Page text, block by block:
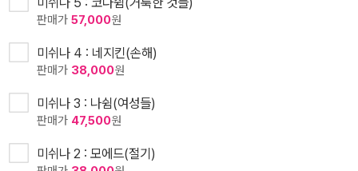
판매가 57,000원
미쉬나 4 : 네지킨(손해)
판매가 38,000원
미쉬나 3 : 나쉼(여성들)
판매가 47,500원
미쉬나 2 : 모에드(절기)